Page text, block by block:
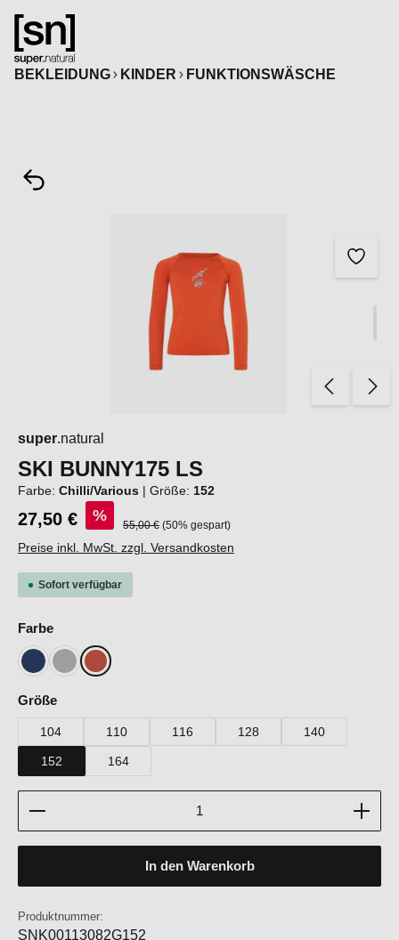
springen
BEKLEIDUNG KINDER FUNKTIONSWÄSCHE
super.natural
SKI BUNNY175 LS
Farbe: Chilli/Various | Größe: 152
27,50 € % Regulärer Preis:
55,00 € (50% gespart)
Preise inkl. MwSt. zzgl. Versandkosten
Sofort verfügbar
Farbeauswählen
Blueberry/Various
Cashmere Grey Melange/Various
Chilli/Various
Größeauswählen
104 110 116 128 140
152 164
Produkt Anzahl: Gib den gewünschten Wert ein
In den Warenkorb
Produktnummer:
SNK00113082G152